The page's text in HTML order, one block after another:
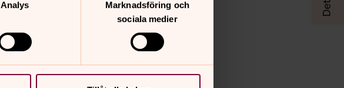
Analys
Marknadsföring och
sociala medier